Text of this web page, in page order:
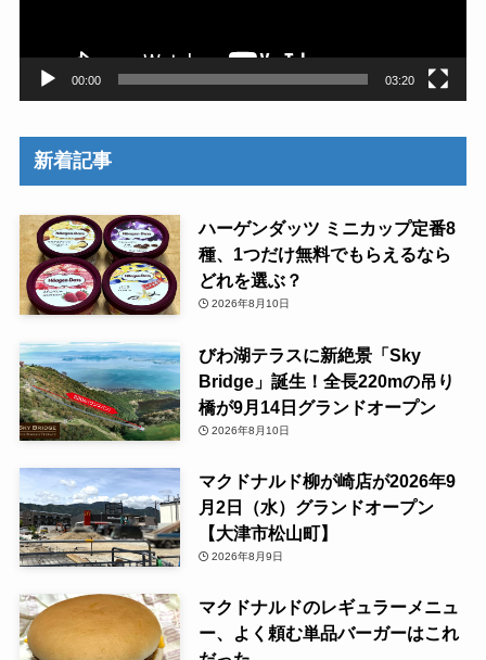
00:00 03:20
新着記事
ハーゲンダッツ ミニカップ定番8
種、1つだけ無料でもらえるなら
どれを選ぶ？
2026年8月10日
びわ湖テラスに新絶景「Sky
Bridge」誕生！全長220mの吊り
橋が9月14日グランドオープン
2026年8月10日
マクドナルド柳が崎店が2026年9
月2日（水）グランドオープン
【大津市松山町】
2026年8月9日
マクドナルドのレギュラーメニュ
ー、よく頼む単品バーガーはこれ